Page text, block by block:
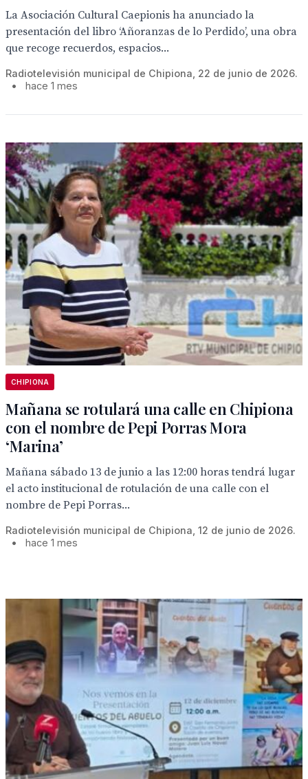
La Asociación Cultural Caepionis ha anunciado la
presentación del libro ‘Añoranzas de lo Perdido’, una obra
que recoge recuerdos, espacios...
Radiotelevisión municipal de Chipiona, 22 de junio de 2026.
•
hace 1 mes
CHIPIONA
Mañana se rotulará una calle en Chipiona
con el nombre de Pepi Porras Mora
‘Marina’
Mañana sábado 13 de junio a las 12:00 horas tendrá lugar
el acto institucional de rotulación de una calle con el
nombre de Pepi Porras...
Radiotelevisión municipal de Chipiona, 12 de junio de 2026.
•
hace 1 mes